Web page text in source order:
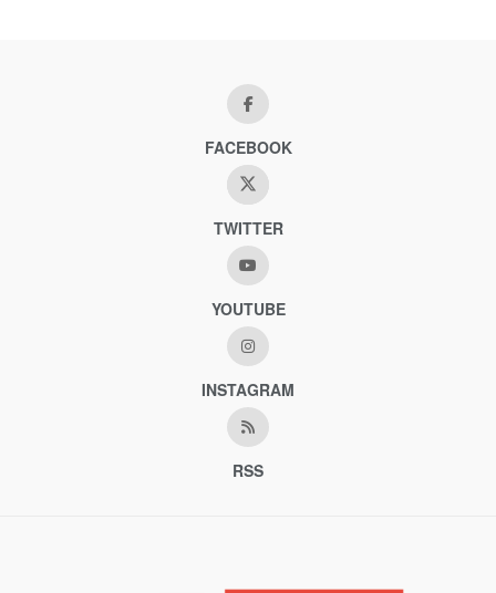
FACEBOOK
TWITTER
YOUTUBE
INSTAGRAM
RSS